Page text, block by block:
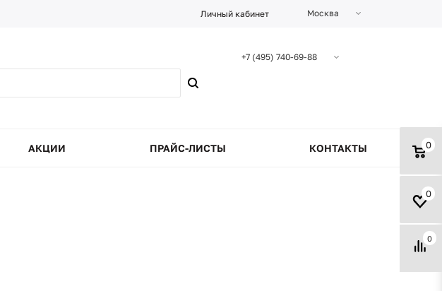
Личный кабинет Москва
+7 (495) 740-69-88
0
0
0
АКЦИИ ПРАЙС-ЛИСТЫ КОНТАКТЫ